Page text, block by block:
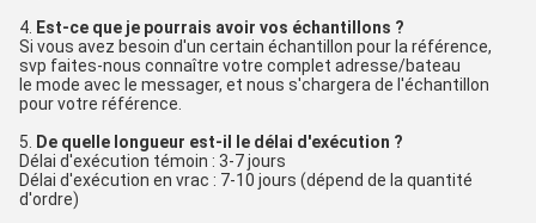
4. Est-ce que je pourrais avoir vos échantillons ?
Si vous avez besoin d'un certain échantillon pour la référence,
svp faites-nous connaître votre complet adresse/bateau
le mode avec le messager, et nous s'chargera de l'échantillon
pour votre référence.
5.
De quelle longueur est-il le délai d'exécution ?
Délai d'exécution témoin : 3-7 jours
Délai d'exécution en vrac : 7-10 jours (dépend de la quantité
d'ordre)